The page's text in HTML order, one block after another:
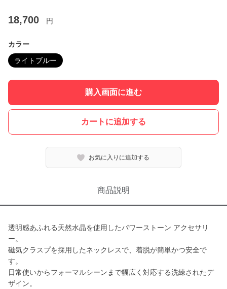
18,700 円
カラー
ライトブルー
購入画面に進む
カートに追加する
お気に入りに追加する
商品説明
透明感あふれる天然水晶を使用したパワーストーン アクセサリ
ー。
磁気クラスプを採用したネックレスで、着脱が簡単かつ安全で
す。
日常使いからフォーマルシーンまで幅広く対応する洗練されたデ
ザイン。